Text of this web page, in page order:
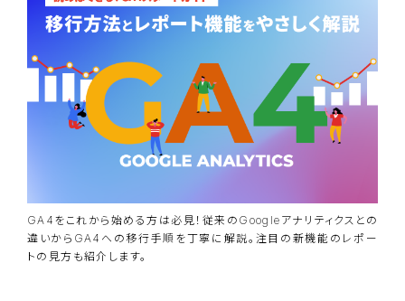
GA4をこれから始める方は必見！従来のGoogleアナリティクスとの
違いからGA4への移行手順を丁寧に解説。注目の新機能のレポー
トの見方も紹介します。